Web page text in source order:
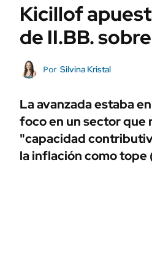
Campo
FINANZAS
Mercados
ÁMBITO DEBATE
MEDIAKIT AMBITO DEBATE
Kicillof
de II.BB.
Por Silvina Kristal
La avanzada estaba
foco en un sector que
"capacidad
la inflación como tope